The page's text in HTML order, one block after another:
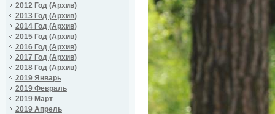
2012 Год (Архив)
2013 Год (Архив)
2014 Год (Архив)
2015 Год (Архив)
2016 Год (Архив)
2017 Год (Архив)
2018 Год (Архив)
2019 Январь
2019 Февраль
2019 Март
2019 Апрель